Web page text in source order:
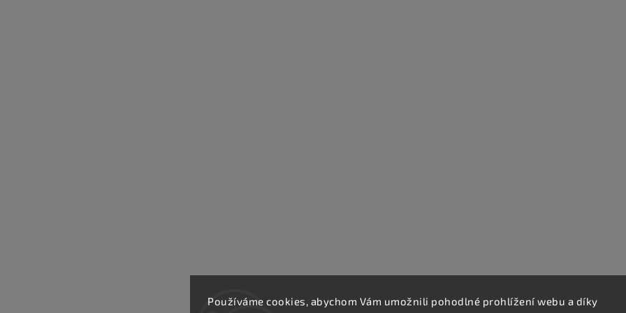
Používáme cookies, abychom Vám umožnili pohodlné prohlížení webu a díky